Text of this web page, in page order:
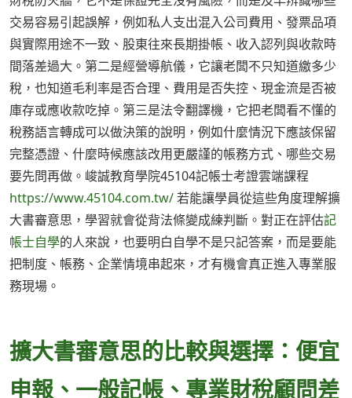
交易容易引起誤解，例如私人支出混入公司費用、發票品項
與實際用途不一致、股東往來長期掛帳、收入認列與收款時
間落差過大。第二是經營導航儀，它讓老闆不只知道繳多少
稅，也知道毛利率是否合理、費用是否失控、現金流是否被
庫存或應收款吃掉。第三是法令翻譯機，它把老闆看不懂的
稅務語言轉成可以做決策的說明，例如什麼情況下應該保留
完整憑證、什麼時候應該改用更嚴謹的帳務方式、哪些交易
要先問再做。峻誠教育學院45104記帳士考證雲端課程
https://www.45104.com.tw/若能讓學員從這些角度理解擴
大書審意思，學習就會從背法條變成練判斷。對正在評估記
帳士自學的人來說，也要明白自學不是只記答案，而是要能
把制度、帳務、企業情境串起來，才有機會真正進入專業服
務現場。
擴大書審意思的比較與選擇：便宜
申報、一般記帳、專業財稅顧問差